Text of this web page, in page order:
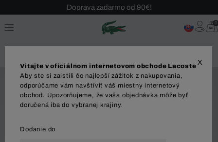
Doprava zadarmo od 90€!
Sezónny výpredaj až -40 %!
Bezplatné vrátenie!
0
X
Vitajte v oficiálnom internetovom obchode Lacoste
Aby ste si zaistili čo najlepší zážitok z nakupovania,
odporúčame vám navštíviť váš miestny internetový
obchod. Upozorňujeme, že vaša objednávka môže byť
doručená iba do vybranej krajiny.
Dodanie do